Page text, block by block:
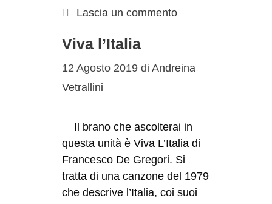
Lascia un commento
Viva l’Italia
12 Agosto 2019 diAndreina
Vetrallini
Il brano che ascolterai in
questa unità è Viva L’Italia di
Francesco De Gregori. Si
tratta di una canzone del 1979
che descrive l’Italia, coi suoi